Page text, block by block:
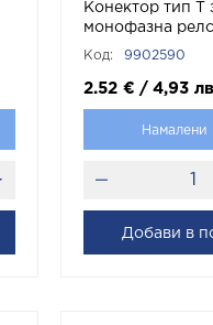
Конектор тип Т
монофазна
APT1 Бяло
Код: 9902590
2.52 € / 4,93
Намалени
Добави в